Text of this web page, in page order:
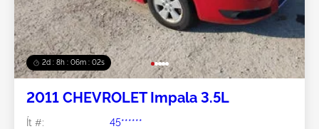
2d : 8h : 05m : 59s
2011 CHEVROLET Impala 3.5L
Ít #:
45******